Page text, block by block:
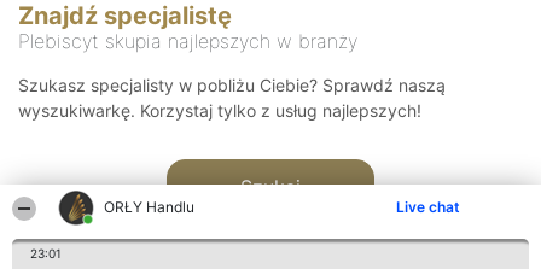
ORŁY Handlu Live chat
23:01
Znajdź specjalistę
Plebiscyt skupia najlepszych w branży
Szukasz specjalisty w pobliżu Ciebie? Sprawdź naszą
wyszukiwarkę. Korzystaj tylko z usług najlepszych!
Szukaj